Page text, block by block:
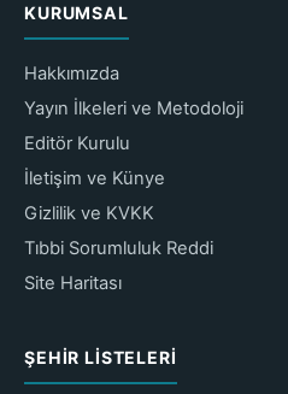
KURUMSAL
Hakkımızda
Yayın İlkeleri ve Metodoloji
Editör Kurulu
İletişim ve Künye
Gizlilik ve KVKK
Tıbbi Sorumluluk Reddi
Site Haritası
ŞEHIR LISTELERI